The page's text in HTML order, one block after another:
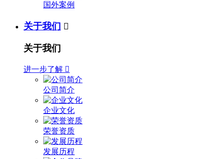
国外案例
关于我们 
关于我们
进一步了解 
公司简介
企业文化
荣誉资质
发展历程